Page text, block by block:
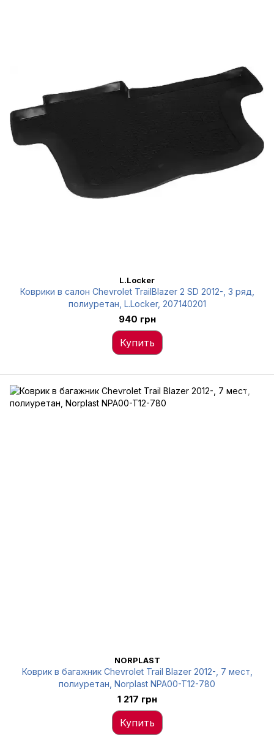
L.Locker
Коврики в салон Chevrolet TrailBlazer 2 SD 2012-, 3 ряд,
полиуретан, L.Locker, 207140201
940 грн
Купить
NORPLAST
Коврик в багажник Chevrolet Trail Blazer 2012-, 7 мест,
полиуретан, Norplast NPA00-T12-780
1 217 грн
Купить